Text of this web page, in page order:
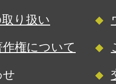
り扱い
権について